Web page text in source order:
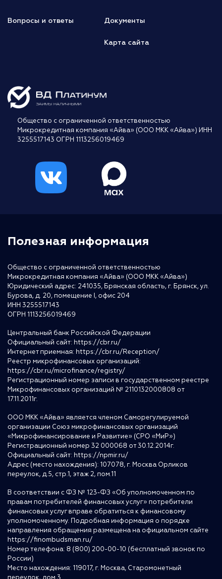
Вопросы и ответы Документы
Карта сайта
Общество с ограниченной ответственностью
Микрокредитная компания «Айва» (ООО МКК «Айва») ИНН
3255517143 ОГРН 1113256019469
Полезная информация
Общество с ограниченной ответственностью
Микрокредитная компания «Айва» (ООО МКК «Айва»)
Юридический адрес: 241035, Брянская область, г. Брянск, ул.
Бурова, д. 20, помещение I, офис 204
ИНН 3255517143
ОГРН 1113256019469
Центральный банк Российской Федерации
Официальный сайт: https://cbr.ru/
Интернет приемная: https://cbr.ru/Reception/
Реестр микрофинансовых организаций:
https://cbr.ru/microfinance/registry/
Регистрационный номер записи в государственном реестре
Микрофинансовых организаций № 2110132000808 от
17.11.2011г.
ООО МКК «Айва» является членом Саморегулируемой
организации Союз микрофинансовых организаций
«Микрофинансирование и Развитие» (СРО «МиР»)
Регистрационный номер 32 000068 от 30.12.2014г.
Официальный сайт: https://npmir.ru/
Адрес (место нахождения): 107078, г. Москва Орликов
переулок, д.5, стр.1, этаж 2, пом.11
В соответствии с ФЗ № 123-ФЗ «Об уполномоченном по
правам потребителей финансовых услуг» потребители
финансовых услуг вправе обратиться к финансовому
уполномоченному. Подробная информация о порядке
направления обращения размещена на официальном сайте
https://finombudsman.ru/
Номер телефона: 8 (800) 200-00-10 (бесплатный звонок по
России)
Место нахождения: 119017, г. Москва, Старомонетный